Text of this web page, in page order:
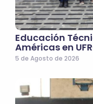
Educación
Américas en
5 de Agosto de 2026